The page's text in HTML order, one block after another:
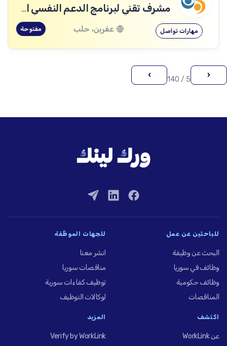
مشرف تقني لبرنامج الدعم النفسي الاجتماعي
مهارات تواصل عفرين، حلب مفتوحة
‹
5 / 140
›
للباحثين عن عمل
البحث عن وظيفة
وظائف في سوريا
وظائف حكومية
المناقصات
للجهات الموظِّفة
انشر معنا
مناقصات سوريا
توظيف كفاءات سورية
لوكالات التوظيف
اكتشف
عن WorkLink
المزيد
Verify by WorkLink